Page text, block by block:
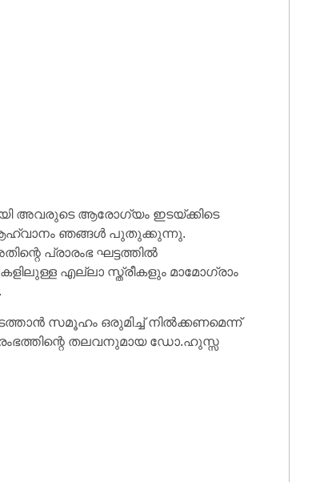
അവരുടെ ആരോഗ്യം ഇടയ്ക്കിടെ
ആഹ്വാനം ഞങ്ങൾ പുതുക്കുന്നു.
പ്രാരംഭ ഘട്ടത്തിൽ
എല്ലാ സ്ത്രീകളും മാമോഗ്രാം
സമൂഹം ഒരുമിച്ച് നിൽക്കണമെന്ന്
തലവനുമായ ഡോ.ഹുസ്സ